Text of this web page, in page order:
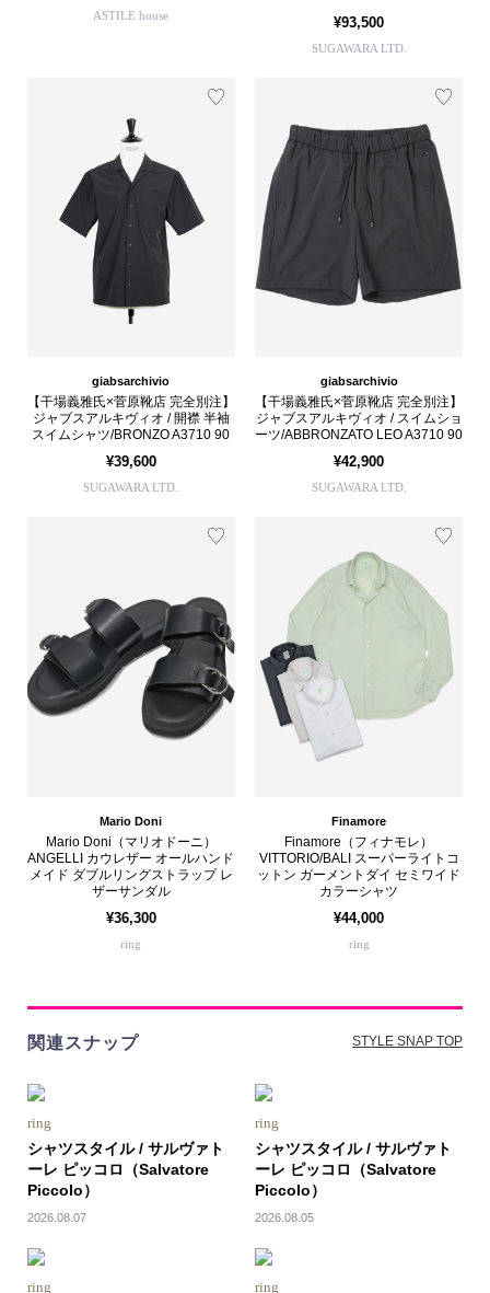
ASTILE house ¥93,500
SUGAWARA LTD.
giabsarchivio
【干場義雅氏×菅原靴店 完全別注】
ジャブスアルキヴィオ / 開襟 半袖
スイムシャツ/BRONZO A3710 90
¥39,600
SUGAWARA LTD.
giabsarchivio
【干場義雅氏×菅原靴店 完全別注】
ジャブスアルキヴィオ / スイムショ
ーツ/ABBRONZATO LEO A3710 90
¥42,900
SUGAWARA LTD.
Mario Doni
Mario Doni（マリオドーニ）
ANGELLI カウレザー オールハンド
メイド ダブルリングストラップ レ
ザーサンダル
¥36,300
ring
Finamore
Finamore（フィナモレ）
VITTORIO/BALI スーパーライトコ
ットン ガーメントダイ セミワイド
カラーシャツ
¥44,000
ring
関連スナップ STYLE SNAP TOP
ring
シャツスタイル / サルヴァト
ーレ ピッコロ（Salvatore
Piccolo）
2026.08.07
ring
シャツスタイル / サルヴァト
ーレ ピッコロ（Salvatore
Piccolo）
2026.08.05
ring ring